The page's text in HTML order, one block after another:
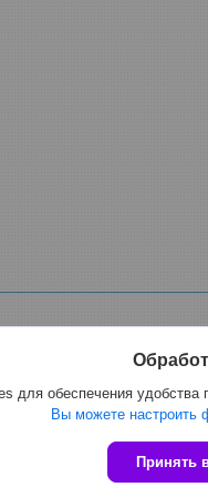
фекальный
Сайт
Политика
обеспечения удобства
Вы можете настроить
Принять